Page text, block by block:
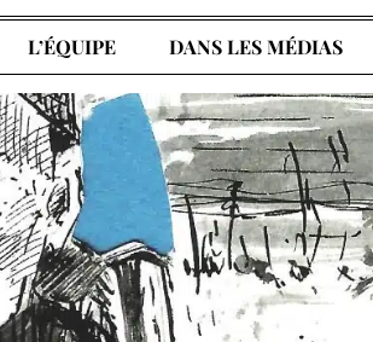
L’ÉQUIPE DANS LES MÉDIAS